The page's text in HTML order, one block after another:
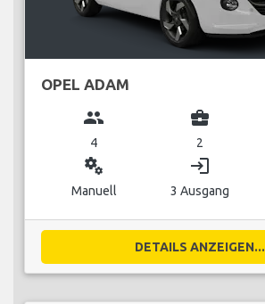
OPEL ADAM
group
4
business_center
2
miscellaneous_services
Manuell
login
3 Ausgang
DETAILS ANZEIGEN...